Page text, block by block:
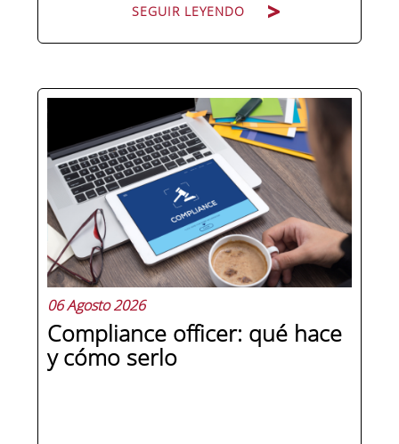
SEGUIR LEYENDO
Hay personas que ocupan puestos de
dirección y hay personas que lideran.
La diferencia no está en el cargo ni en
la antigüedad, sino en un conjunto de
competencias que se pueden
aprender, practicar y medir. Si te
preguntas qué separa a un directivo...
06 Agosto 2026
Compliance officer: qué hace
y cómo serlo